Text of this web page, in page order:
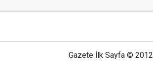
Gazete İlk Sayfa © 2012